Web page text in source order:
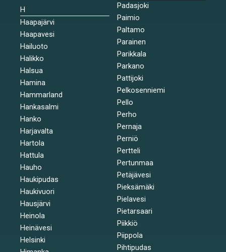
H
Haapajärvi
Haapavesi
Hailuoto
Halikko
Halsua
Hamina
Hammarland
Hankasalmi
Hanko
Harjavalta
Hartola
Hattula
Hauho
Haukipudas
Haukivuori
Hausjärvi
Heinola
Heinävesi
Helsinki
Padasjoki
Paimio
Paltamo
Parainen
Parikkala
Parkano
Pattijoki
Pelkosenniemi
Pello
Perho
Pernaja
Perniö
Pertteli
Pertunmaa
Petäjävesi
Pieksämäki
Pielavesi
Pietarsaari
Piikkiö
Piippola
Pihtipudas